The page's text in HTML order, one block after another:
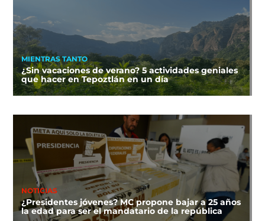
MIENTRAS TANTO
¿Sin vacaciones de verano? 5 actividades geniales
que hacer en Tepoztlán en un día
NOTICIAS
¿Presidentes jóvenes? MC propone bajar a 25 años
la edad para ser el mandatario de la república